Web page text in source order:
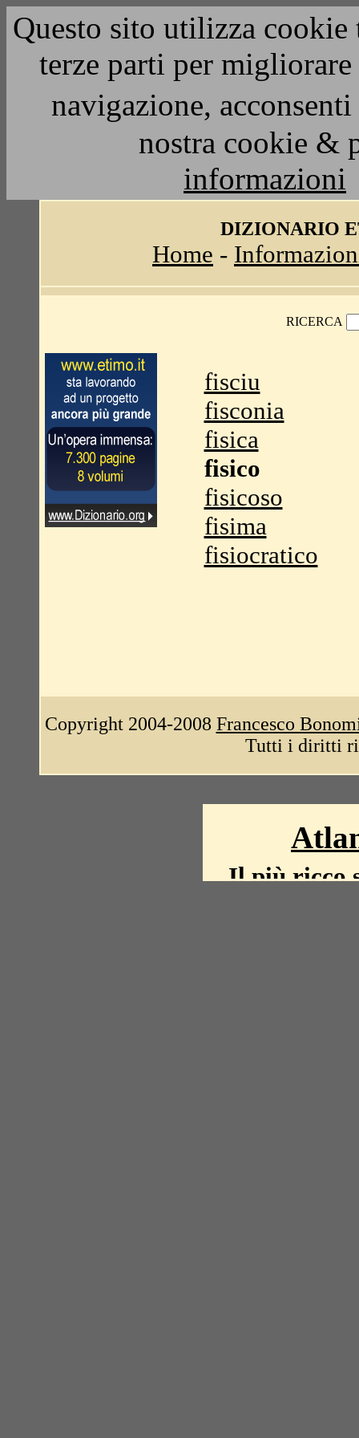
Questo sito utilizza
terze parti per
navigazione,
nostra cookie &
informazioni
DIZIONARIO
Home -
RICERCA
fisciu
fisconia
fisica
fisico
fisicoso
fisima
fisiocratico
Copyright 2004-2008 Francesco
Tutti i diritti
Il più ricco